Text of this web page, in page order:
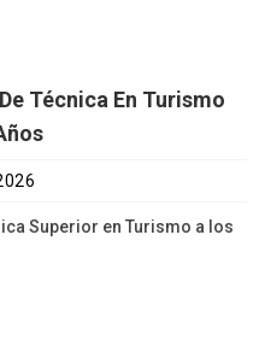
Técnica En Turismo
Superior en Turismo a los